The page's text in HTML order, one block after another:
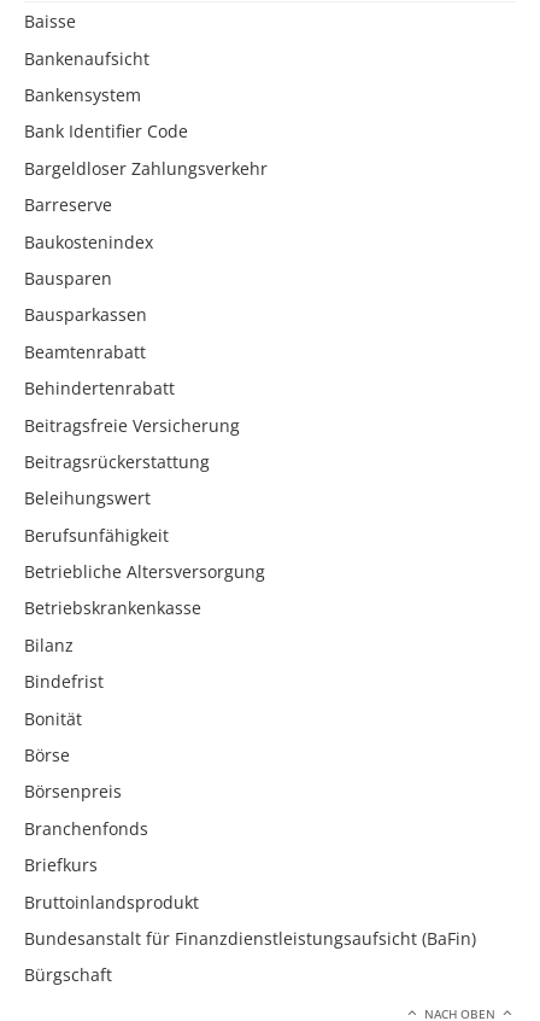
Baisse
Bankenaufsicht
Bankensystem
Bank Identifier Code
Bargeldloser Zahlungsverkehr
Barreserve
Baukostenindex
Bausparen
Bausparkassen
Beamtenrabatt
Behindertenrabatt
Beitragsfreie Versicherung
Beitragsrückerstattung
Beleihungswert
Berufsunfähigkeit
Betriebliche Altersversorgung
Betriebskrankenkasse
Bilanz
Bindefrist
Bonität
Börse
Börsenpreis
Branchenfonds
Briefkurs
Bruttoinlandsprodukt
Bundesanstalt für Finanzdienstleistungsaufsicht (BaFin)
Bürgschaft
NACH OBEN